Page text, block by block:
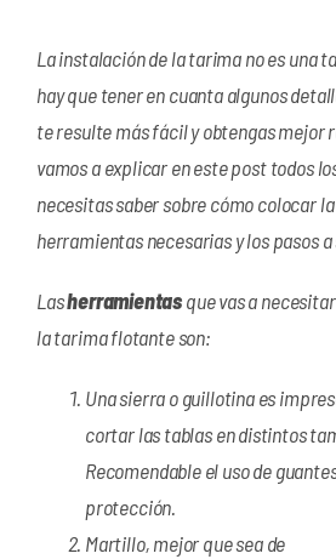
La instalación de la tarima no es una
hay que tener en cuanta algunos
te resulte más fácil y obtengas mejor
vamos a explicar en este post todos
necesitas saber sobre cómo colocar
herramientas necesarias y los pasos
Lasherramientasque vas a
la tarima flotante son:
Una sierra o guillotina es
cortar las tablas en distintos
Recomendable el uso de
protección.
Martillo, mejor que sea de